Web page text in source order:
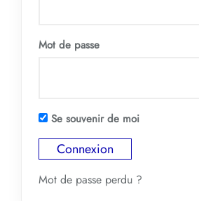
Mot de passe
Se souvenir de moi
Mot de passe perdu ?